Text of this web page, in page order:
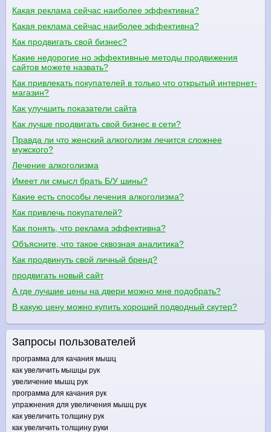
Какая реклама сейчас наиболее эффективна?
Какая реклама сейчас наиболее эффективна?
Как продвигать свой бизнес?
Какие недорогие но эффективные методы продвижения
сайтов можете назвать?
Как привлекать покупателей в только что открытый интернет-
магазин?
Как улучшить показатели сайта
Как лучше продвигать свой бизнес в сети?
Правда ли что женский алкоголизм лечится сложнее
мужского?
Лечение алкоголизма
Имеет ли смысл брать Б/У шины?
Какие есть способы лечения алкоголизма?
Как привлечь покупателей?
Как понять, что реклама эффективна?
Объясните, что такое сквозная аналитика?
Как продвинуть свой личный бренд?
продвигать новый сайт
А где лучшие цены на двери можно мне подобрать?
В какую цену можно купить хороший подводный скутер?
Запросы пользователей
программа для качания мышц
как увеличить мышцы рук
увеличение мышц рук
программа для качания рук
упражнения для увеличения мышц рук
как увеличить толщину рук
как увеличить толщину руки